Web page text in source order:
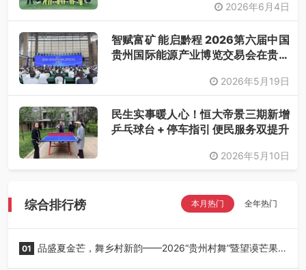
2026年6月4日
智赋富矿 能启黔程 2026第六届中国
贵州国际能源产业博览交易会在贵阳
2026年5月19日
民生实事暖人心！恒大帝景三期新增
乒乓球台 + 停车指引 便民服务双提升
2026年5月10日
综合排行榜 本月热门 全年热门
01 品盛夏金芒，舞乡村新韵——2026“贵州村舞”暨望谟芒果